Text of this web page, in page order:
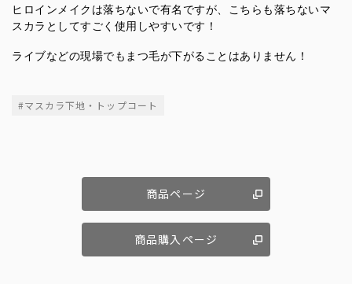
ヒロインメイクは落ちないで有名ですが、こちらも落ちないマ
スカラとしてすごく使用しやすいです！
ライブなどの現場でもまつ毛が下がることはありません！
#マスカラ下地・トップコート
商品ページ
商品購入ページ